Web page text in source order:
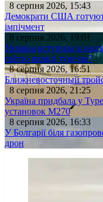
8 серпня 2026, 15:43
Демократи США
імпічмент
8 серпня 2026, 19:01
Україна вступила в
світло вкінці тунелю?
8 серпня 2026, 16:51
Ближневосточный
8 серпня 2026, 21:25
Україна придбала у
установок M270
8 серпня 2026, 16:33
У Болгарії біля
дрон